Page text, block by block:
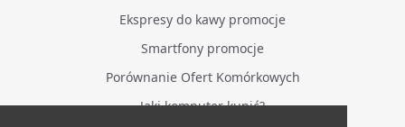
Ekspresy do kawy promocje
Smartfony promocje
Porównanie Ofert Komórkowych
Jaki komputer kupić?